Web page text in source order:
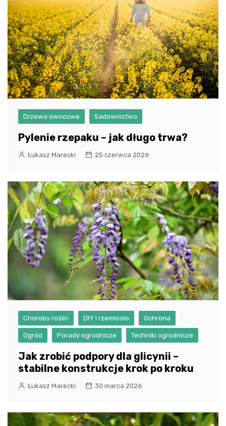
Drzewa owocowe Sadownictwo
Pylenie rzepaku – jak długo trwa?
Łukasz Marecki 25 czerwca 2026
Choroby roślin DIY i rzemiosło Ochrona
Ogród Porady ogrodnicze Techniki ogrodnicze
Jak zrobić podpory dla glicynii –
stabilne konstrukcje krok po kroku
Łukasz Marecki 30 marca 2026